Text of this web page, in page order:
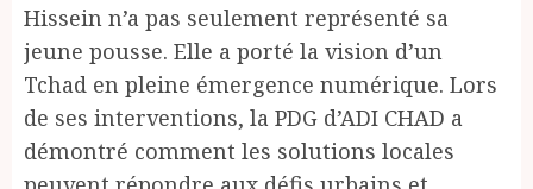
Hissein n’a pas seulement représenté sa
jeune pousse. Elle a porté la vision d’un
Tchad en pleine émergence numérique. Lors
de ses interventions, la PDG d’ADI CHAD a
démontré comment les solutions locales